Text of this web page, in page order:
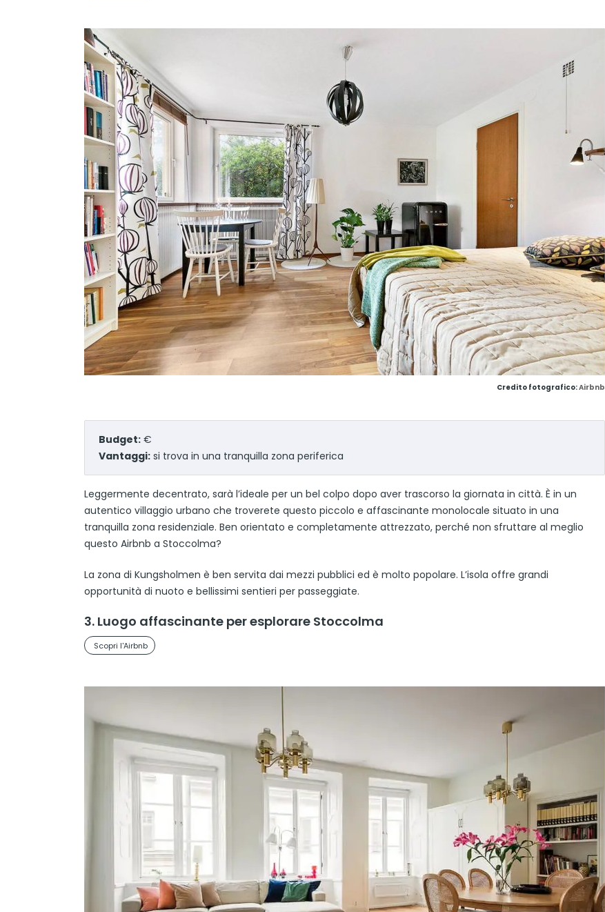
Credito fotografico:Airbnb
Budget: €
Vantaggi: si trova in una tranquilla zona periferica
Leggermente decentrato, sarà l’ideale per un bel colpo dopo aver trascorso la giornata in città. È in un
autentico villaggio urbano che troverete questo piccolo e affascinante monolocale situato in una
tranquilla zona residenziale. Ben orientato e completamente attrezzato, perché non sfruttare al meglio
questo Airbnb a Stoccolma?
La zona di Kungsholmen è ben servita dai mezzi pubblici ed è molto popolare. L’isola offre grandi
opportunità di nuoto e bellissimi sentieri per passeggiate.
3. Luogo affascinante per esplorare Stoccolma
Scopri l'Airbnb